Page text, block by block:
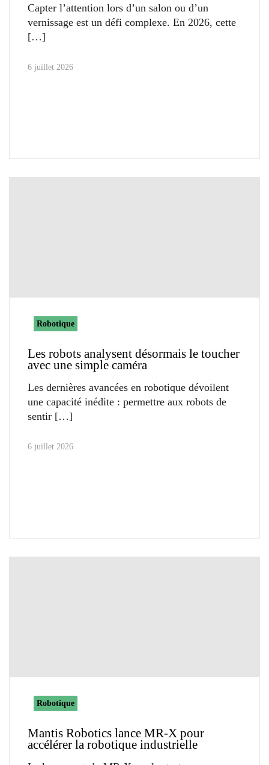
Capter l’attention lors d’un salon ou d’un
vernissage est un défi complexe. En 2026, cette
6 juillet 2026
Robotique
Les robots analysent désormais le toucher
avec une simple caméra
Les dernières avancées en robotique dévoilent
une capacité inédite : permettre aux robots de
sentir
6 juillet 2026
Robotique
Mantis Robotics lance MR-X pour
accélérer la robotique industrielle